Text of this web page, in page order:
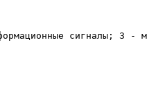
сигналы; 3 -